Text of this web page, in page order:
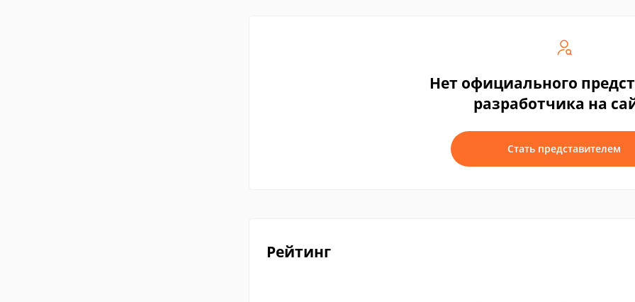
Нет официального
разработчика на
Стать представителем
Рейтинг